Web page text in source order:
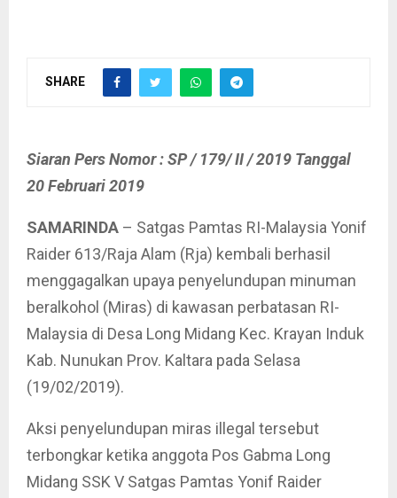
SHARE
Siaran Pers Nomor : SP / 179/ II / 2019 Tanggal
20 Februari 2019
SAMARINDA – Satgas Pamtas RI-Malaysia Yonif
Raider 613/Raja Alam (Rja) kembali berhasil
menggagalkan upaya penyelundupan minuman
beralkohol (Miras) di kawasan perbatasan RI-
Malaysia di Desa Long Midang Kec. Krayan Induk
Kab. Nunukan Prov. Kaltara pada Selasa
(19/02/2019).
Aksi penyelundupan miras illegal tersebut
terbongkar ketika anggota Pos Gabma Long
Midang SSK V Satgas Pamtas Yonif Raider